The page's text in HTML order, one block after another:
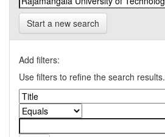
Start a new search
Add filters:
Use filters to refine the search results.